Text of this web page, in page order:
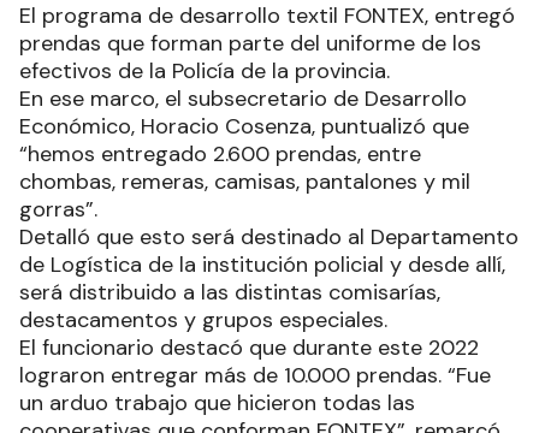
El programa de desarrollo textil FONTEX, entregó
prendas que forman parte del uniforme de los
efectivos de la Policía de la provincia.
En ese marco, el subsecretario de Desarrollo
Económico, Horacio Cosenza, puntualizó que
“hemos entregado 2.600 prendas, entre
chombas, remeras, camisas, pantalones y mil
gorras”.
Detalló que esto será destinado al Departamento
de Logística de la institución policial y desde allí,
será distribuido a las distintas comisarías,
destacamentos y grupos especiales.
El funcionario destacó que durante este 2022
lograron entregar más de 10.000 prendas. “Fue
un arduo trabajo que hicieron todas las